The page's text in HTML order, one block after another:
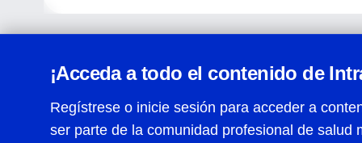
¡Acceda a todo el contenido de
Regístrese o inicie sesión para acceder a
ser parte de la comunidad profesional de salud
Centro de Ayuda